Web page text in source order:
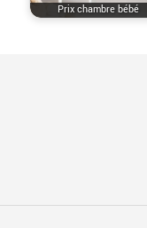
Prix chambre bébé